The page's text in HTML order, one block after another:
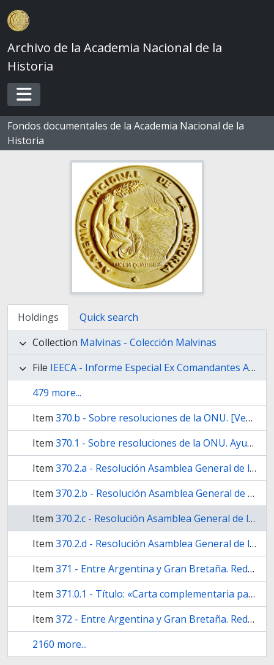
Skip to main content
Archivo de la Academia Nacional de la
Historia
Toggle navigation
Fondos documentales de la Academia Nacional de la
Historia
Holdings
Quick search
Collection Malvinas - Colección Malvinas
File IEECA - Informe Especial Ex Comandantes Anexos
479 more...
Item 370.b - Sobre resoluciones de la ONU. [Versión en inglés]. Ayuda memoria.
Item 370.1 - Sobre resoluciones de la ONU. Ayuda memoria.
Item 370.2.a - Resolución Asamblea General de la ONU Nº 2065 (XV) que proclama la necesidad de poner fin rápida e incondicionalmente al colonialismo en todas sus formas y manifestaciones y declara que todos los pueblos tienen el derecho a la libre determinación.
Item 370.2.b - Resolución Asamblea General de la ONU Nº 1514 (XX) que reconoce la existencia de una disputa de soberanía entre el Reino Unido y la Argentina en torno a las Islas Malvinas y establece que el caso se encuadra en una situación colonial que debe ser resuelta.
Item 370.2.c - Resolución Asamblea General de la ONU Nº 3160 (XXVIII) que declara la necesidad de que se aceleren las negociaciones previstas en la resolución 2065 (XX) de la Asamblea General entre los Gobiernos de la Argentina y el Reino Unido para arribar a una solución pacífica de la disputa de soberanía existente entre ambos sobre las Islas Malvinas (Falkland)
Item 370.2.d - Resolución Asamblea General de la ONU Nº 3160 (XXVIII) que Insta a las dos partes a que se abstengan de adoptar decisiones que entrañen la introducción de modificaciones unilaterales en la situación mientras las Islas están atravesando por el proceso recomendado en las resoluciones 2065 (XV), 1514 (XX) y 3160 (XXVIII).
Item 371 - Entre Argentina y Gran Bretaña. Redactado por Argentina.
Item 371.0.1 - Título: «Carta complementaria para la implementación del retorno [o retiro] de fuerzas militares».
Item 372 - Entre Argentina y Gran Bretaña. Redactado por Argentina. (1º proyecto)
2160 more...